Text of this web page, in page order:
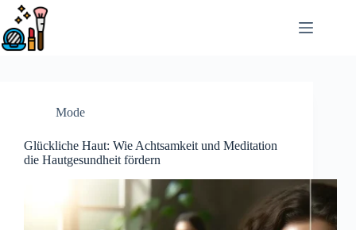
Saltar
contenido
Mode
Glückliche Haut: Wie Achtsamkeit und Meditation
die Hautgesundheit fördern